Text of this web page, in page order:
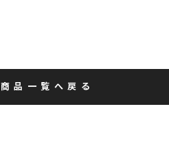
商品一覧へ戻る